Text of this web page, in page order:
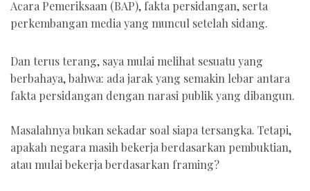
Acara Pemeriksaan (BAP), fakta persidangan, serta
perkembangan media yang muncul setelah sidang.
Dan terus terang, saya mulai melihat sesuatu yang
berbahaya, bahwa: ada jarak yang semakin lebar antara
fakta persidangan dengan narasi publik yang dibangun.
Masalahnya bukan sekadar soal siapa tersangka. Tetapi,
apakah negara masih bekerja berdasarkan pembuktian,
atau mulai bekerja berdasarkan framing?